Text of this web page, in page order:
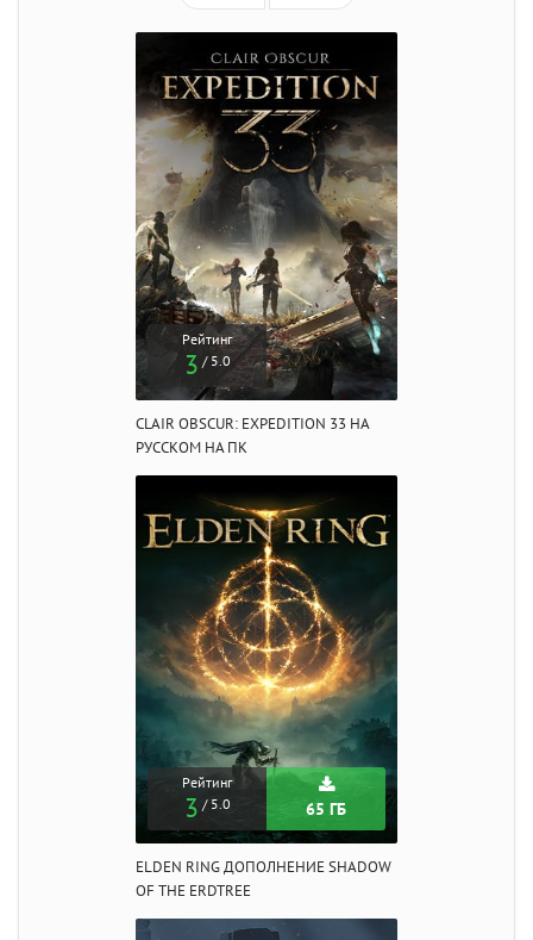
Рейтинг
3 / 5.0
CLAIR OBSCUR: EXPEDITION 33 НА
РУССКОМ НА ПК
Рейтинг
3 / 5.0 65 ГБ
ELDEN RING ДОПОЛНЕНИЕ SHADOW
OF THE ERDTREE